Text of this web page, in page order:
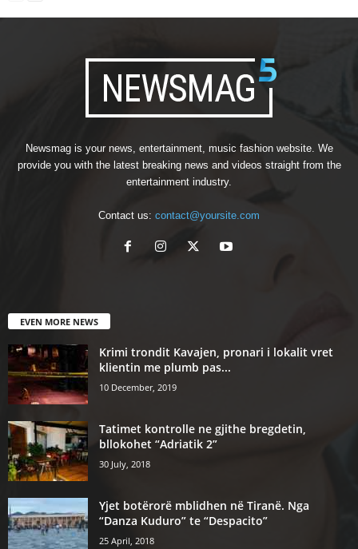
Newsmag is your news, entertainment, music fashion website. We
provide you with the latest breaking news and videos straight from the
entertainment industry.
Contact us: contact@yoursite.com
EVEN MORE NEWS
Krimi trondit Kavajen, pronari i lokalit vret
klientin me plumb pas...
10 December, 2019
Tatimet kontrolle ne gjithe bregdetin,
bllokohet “Adriatik 2”
30 July, 2018
Yjet botërorë mblidhen në Tiranë. Nga
“Danza Kuduro” te “Despacito”
25 April, 2018